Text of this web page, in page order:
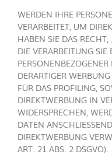
WERDEN IHRE
VERARBEITET, UM
HABEN SIE DAS RECHT,
DIE VERARBEITUNG SIE
DERARTIGER
FÜR DAS PROFILING,
DIREKTWERBUNG IN
WIDERSPRECHEN,
DATEN
DIREKTWERBUNG
ART. 21 ABS. 2 DSGVO).